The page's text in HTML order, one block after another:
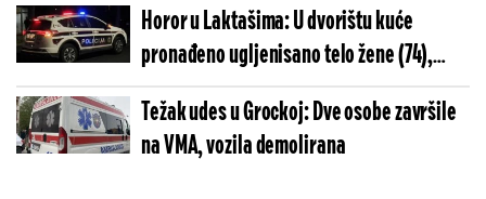
Horor u Laktašima: U dvorištu kuće
pronađeno ugljenisano telo žene (74),
policija utvrđuje uzrok smrti
Težak udes u Grockoj: Dve osobe završile
na VMA, vozila demolirana